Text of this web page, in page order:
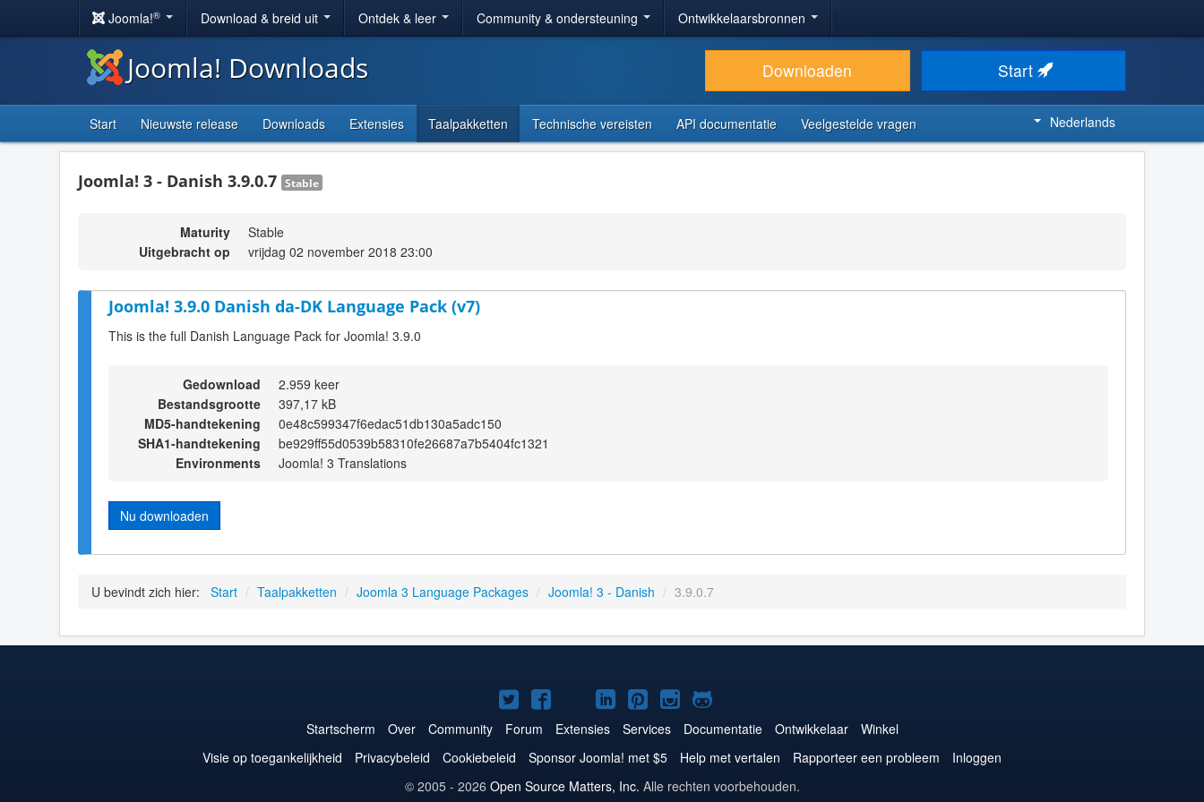
Joomla!® Download & breid uit Ontdek & leer Community & ondersteuning Ontwikkelaarsbronnen
Joomla! Downloads Downloaden Start
Start Nieuwste release Downloads Extensies Taalpakketten Technische vereisten API documentatie Veelgestelde vragen Nederlands
Joomla! 3 - Danish 3.9.0.7 Stable
Maturity
Stable
Uitgebracht op
vrijdag 02 november 2018 23:00
Joomla! 3.9.0 Danish da-DK Language Pack (v7)
This is the full Danish Language Pack for Joomla! 3.9.0
Gedownload
2.959 keer
Bestandsgrootte
397,17 kB
MD5-handtekening
0e48c599347f6edac51db130a5adc150
SHA1-handtekening
be929ff55d0539b58310fe26687a7b5404fc1321
Environments
Joomla! 3 Translations
Nu downloaden
U bevindt zich hier: Start / Taalpakketten / Joomla 3 Language Packages / Joomla! 3 - Danish / 3.9.0.7
Joomla!
op
Twitter
Joomla!
op
Facebook
Joomla!
op
YouTube
Joomla!
op
LinkedIn
Joomla!
op
Pinterest
Joomla!
op
Instagram
Joomla!
op
GitHub
Startscherm Over Community Forum Extensies Services Documentatie Ontwikkelaar
Winkel
Visie op toegankelijkheid
Privacybeleid Cookiebeleid Sponsor Joomla! met $5 Help met vertalen Rapporteer een probleem
Inloggen
© 2005 - 2026 Open Source Matters, Inc. Alle rechten voorbehouden.